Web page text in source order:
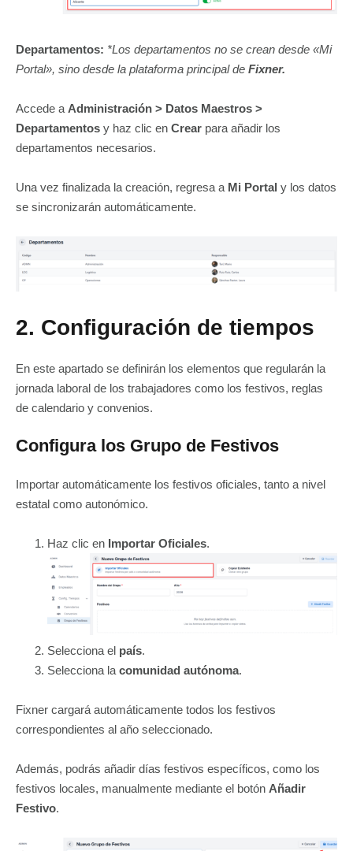
Departamentos: *Los departamentos no se crean desde «Mi
Portal», sino desde la plataforma principal de Fixner.
Accede a Administración > Datos Maestros >
Departamentos y haz clic en Crear para añadir los
departamentos necesarios.
Una vez finalizada la creación, regresa a Mi Portal y los datos
se sincronizarán automáticamente.
2. Configuración de tiempos
En este apartado se definirán los elementos que regularán la
jornada laboral de los trabajadores como los festivos, reglas
de calendario y convenios.
Configura los Grupo de Festivos
Importar automáticamente los festivos oficiales, tanto a nivel
estatal como autonómico.
Haz clic en Importar Oficiales.
Selecciona el país.
Selecciona la comunidad autónoma.
Fixner cargará automáticamente todos los festivos
correspondientes al año seleccionado.
Además, podrás añadir días festivos específicos, como los
festivos locales, manualmente mediante el botón Añadir
Festivo.